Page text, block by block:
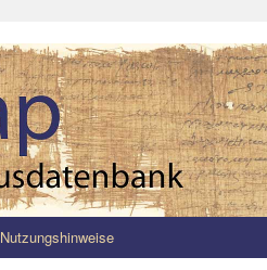
Nutzungshinweise